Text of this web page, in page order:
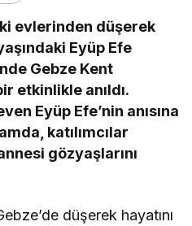
evlerinden düşerek
Eyüp Efe
Gebze Kent
etkinlikle anıldı.
Eyüp Efe’nin anısına
katılımcılar
gözyaşlarını
düşerek hayatını